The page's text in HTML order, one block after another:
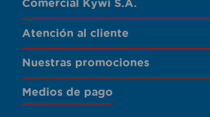
Comercial Kywi S.A.
Atención al cliente
Nuestras promociones
Medios de pago